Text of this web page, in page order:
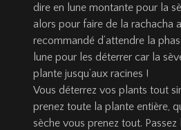
dire en lune montante pour la
alors pour faire de la rachacha
recommandé d’attendre la
lune pour les déterrer car la
plante jusqu’aux racines !
Vous déterrez vos plants tout
prenez toute la plante entière,
sèche vous prenez tout.